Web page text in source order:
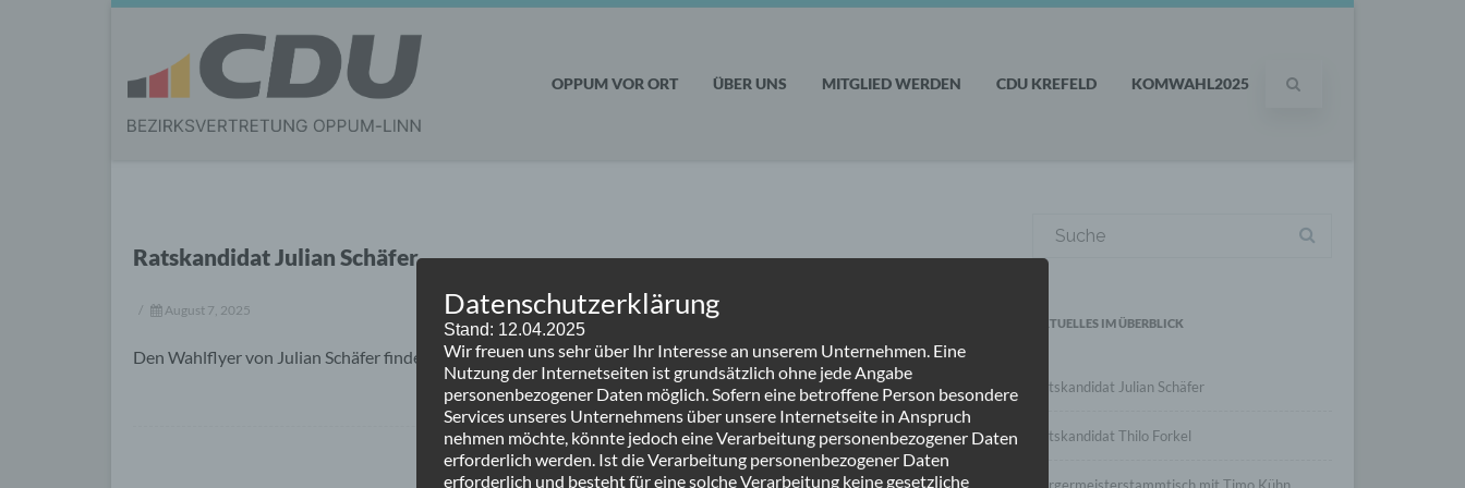
OPPUM VOR ORT ÜBER UNS MITGLIED WERDEN CDU KREFELD KOMWAHL2025
Ratskandidat Julian Schäfer
/ August 7, 2025
Den Wahlflyer von Julian Schäfer finden Siehier.
für:
AKTUELLES IM ÜBERBLICK
Ratskandidat Julian Schäfer
Ratskandidat Thilo Forkel
Datenschutzerklärung
Stand: 12.04.2025
Wir freuen uns sehr über Ihr Interesse an unserem Unternehmen. Eine
Nutzung der Internetseiten ist grundsätzlich ohne jede Angabe
personenbezogener Daten möglich. Sofern eine betroffene Person besondere
Services unseres Unternehmens über unsere Internetseite in Anspruch
nehmen möchte, könnte jedoch eine Verarbeitung personenbezogener Daten
erforderlich werden. Ist die Verarbeitung personenbezogener Daten
erforderlich und besteht für eine solche Verarbeitung keine gesetzliche